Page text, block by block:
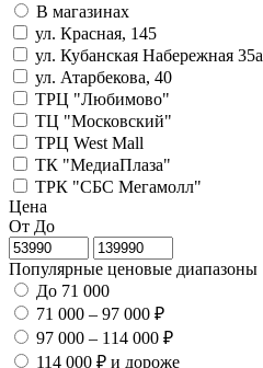
В магазинах
ул. Красная, 145
ул. Кубанская Набережная 35а
ул. Атарбекова, 40
ТРЦ "Любимово"
ТЦ "Московский"
ТРЦ West Mall
ТК "МедиаПлаза"
ТРК "СБС Мегамолл"
Цена
От До
Популярные ценовые диапазоны
До 71 000
71 000 – 97 000 ₽
97 000 – 114 000 ₽
114 000 ₽ и дороже